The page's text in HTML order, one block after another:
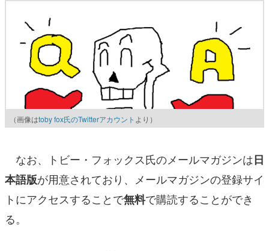
（画像はtoby fox氏のTwitterアカウント より）
なお、トビー・フォックス氏のメールマガジンは日
本語版が用意されており、メールマガジンの登録サイ
トにアクセスすることで無料で購読することができ
る。